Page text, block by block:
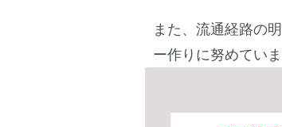
また、流通経路の
ー作りに努めていま